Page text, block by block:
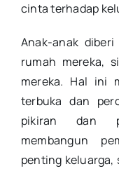
cinta terhadap
Anak-anak
rumah mereka,
mereka. Hal ini
terbuka dan
pikiran dan
membangun
penting keluarga,